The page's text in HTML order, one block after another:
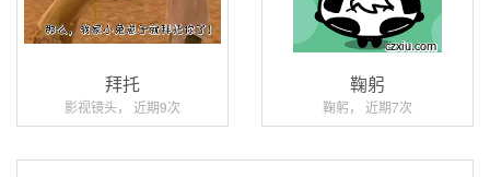
拜托
影视镜头， 近期9次
鞠躬
鞠躬， 近期7次